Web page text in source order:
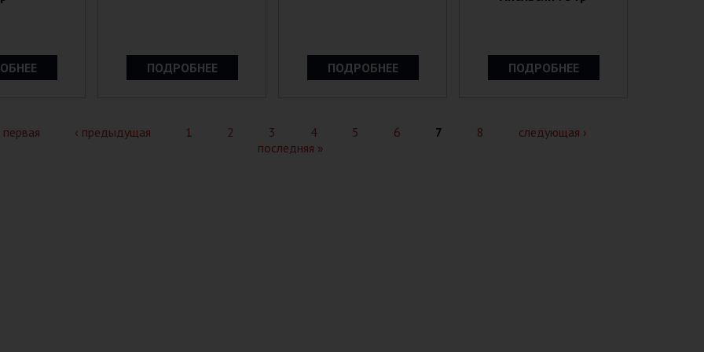
ПОДРОБНЕЕ ПОДРОБНЕЕ ПОДРОБНЕЕ
первая ‹ предыдущая 1 2 3 4 5 6 7 8
следующая ›
последняя »